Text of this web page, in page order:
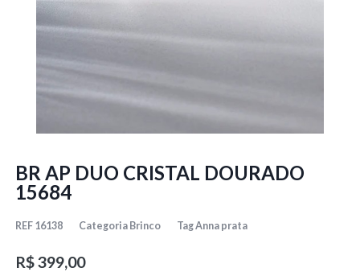
BR AP DUO CRISTAL DOURADO
15684
REF 16138 Categoria Brinco TagAnna prata
R$399,00